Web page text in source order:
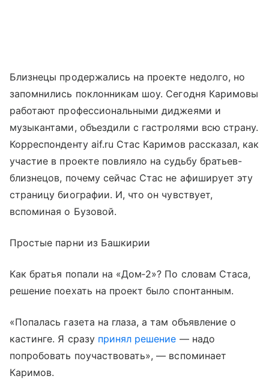
Близнецы продержались на проекте недолго, но
запомнились поклонникам шоу. Сегодня Каримовы
работают профессиональными диджеями и
музыкантами, объездили с гастролями всю страну.
Корреспонденту aif.ru Стас Каримов рассказал, как
участие в проекте повлияло на судьбу братьев-
близнецов, почему сейчас Стас не афиширует эту
страницу биографии. И, что он чувствует,
вспоминая о Бузовой.
Простые парни из Башкирии
Как братья попали на «Дом‑2»? По словам Стаса,
решение поехать на проект было спонтанным.
«Попалась газета на глаза, а там объявление о
кастинге. Я сразу принял решение — надо
попробовать поучаствовать», — вспоминает
Каримов.